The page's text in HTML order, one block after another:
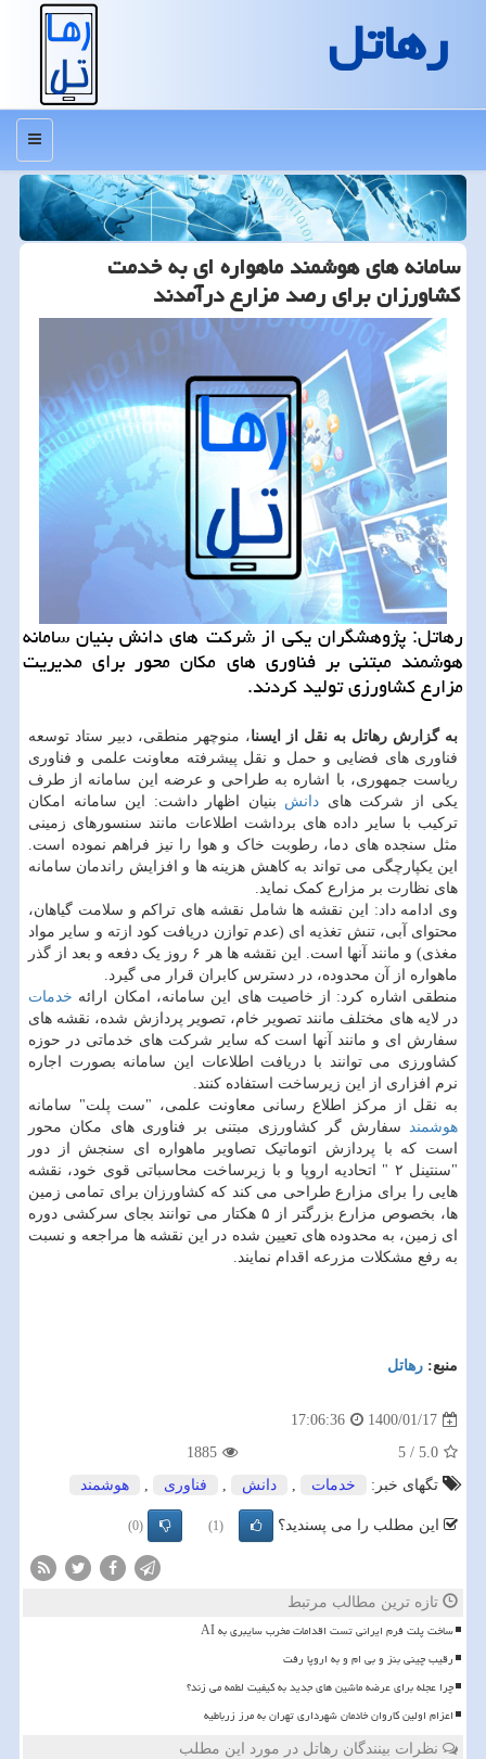
رهاتل
منو
سامانه های هوشمند ماهواره ای به خدمت
كشاورزان برای رصد مزارع درآمدند
رهاتل: پژوهشگران یکی از شرکت های دانش بنیان سامانه
هوشمند مبتنی بر فناوری های مکان محور برای مدیریت
مزارع کشاورزی تولید کردند.
به گزارش رهاتل به نقل از ایسنا، منوچهر منطقی، دبیر ستاد توسعه
فناوری های فضایی و حمل و نقل پیشرفته معاونت علمی و فناوری
ریاست جمهوری، با اشاره به طراحی و عرضه این سامانه از طرف
یکی از شرکت های دانش بنیان اظهار داشت: این سامانه امکان
ترکیب با سایر داده های برداشت اطلاعات مانند سنسورهای زمینی
مثل سنجده های دما، رطوبت خاک و هوا را نیز فراهم نموده است.
این یکپارچگی می تواند به کاهش هزینه ها و افزایش راندمان سامانه
های نظارت بر مزارع کمک نماید.
وی ادامه داد: این نقشه ها شامل نقشه های تراکم و سلامت گیاهان،
محتوای آبی، تنش تغذیه ای (عدم توازن دریافت کود ازته و سایر مواد
مغذی) و مانند آنها است. این نقشه ها هر ۶ روز یک دفعه و بعد از گذر
ماهواره از آن محدوده، در دسترس کابران قرار می گیرد.
منطقی اشاره کرد: از خاصیت های این سامانه، امکان ارائه خدمات
در لایه های مختلف مانند تصویر خام، تصویر پردازش شده، نقشه های
سفارش ای و مانند آنها است که سایر شرکت های خدماتی در حوزه
کشاورزی می توانند با دریافت اطلاعات این سامانه بصورت اجاره
نرم افزاری از این زیرساخت استفاده کنند.
به نقل از مرکز اطلاع رسانی معاونت علمی، "ست پلت" سامانه
هوشمند
سفارش گر کشاورزی مبتنی بر فناوری های مکان محور
است که با پردازش اتوماتیک تصاویر ماهواره ای سنجش از دور
"سنتینل ۲ " اتحادیه اروپا و با زیرساخت محاسباتی قوی خود، نقشه
هایی را برای مزارع طراحی می کند که کشاورزان برای تمامی زمین
ها، بخصوص مزارع بزرگتر از ۵ هکتار می توانند بجای سرکشی دوره
ای زمین، به محدوده های تعیین شده در این نقشه ها مراجعه و نسبت
به رفع مشکلات مزرعه اقدام نمایند.
منبع: رهاتل
1400/01/17
17:06:36
5.0
/
5
1885
تگهای خبر:
خدمات , دانش , فناوری , هوشمند
این مطلب را می پسندید؟ (1)
(0)
تازه ترین مطالب مرتبط
ساخت پلت فرم ایرانی تست اقدامات مخرب سایبری به AI
رقیب چینی بنز و بی ام و به اروپا رفت
چرا عجله برای عرضه ماشین های جدید به کیفیت لطمه می زند؟
اعزام اولین کاروان خادمان شهرداری تهران به مرز زرباطیه
نظرات بینندگان رهاتل در مورد این مطلب